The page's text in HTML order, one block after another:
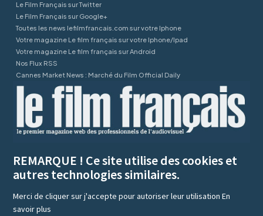
Le Film Français sur Twitter
Le Film Français sur Google+
Toutes les news lefilmfrancais.com sur votre Iphone
Votre magazine Le film français sur votre Iphone/Ipad
Votre magazine Le film français sur Android
Nos Flux RSS
Cannes Market News : Marché du Film Official Daily
REMARQUE ! Ce site utilise des cookies et
autres technologies similaires.
Merci de cliquer sur j'accepte pour autoriser leur utilisationEn
savoir plus